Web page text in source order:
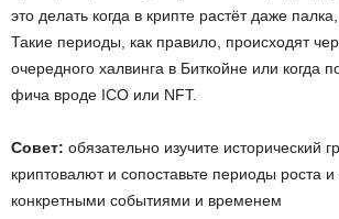
это делать когда в крипте растёт даже палка,
Такие периоды, как правило, происходят
очередного халвинга в Биткойне или когда
фича вроде ICO или NFT.
Совет: обязательно изучите исторический
криптовалют и сопоставьте периоды роста
конкретными событиями и временем